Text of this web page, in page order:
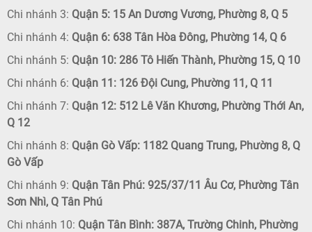
Chi nhánh 3: Quận 5: 15 An Dương Vương, Phường 8, Q 5
Chi nhánh 4: Quận 6: 638 Tân Hòa Đông, Phường 14, Q 6
Chi nhánh 5: Quận 10: 286 Tô Hiến Thành, Phường 15, Q 10
Chi nhánh 6: Quận 11: 126 Đội Cung, Phường 11, Q 11
Chi nhánh 7: Quận 12: 512 Lê Văn Khương, Phường Thới An,
Q 12
Chi nhánh 8: Quận Gò Vấp: 1182 Quang Trung, Phường 8, Q
Gò Vấp
Chi nhánh 9: Quận Tân Phú: 925/37/11 Âu Cơ, Phường Tân
Sơn Nhì, Q Tân Phú
Chi nhánh 10: Quận Tân Bình: 387A, Trường Chinh, Phường